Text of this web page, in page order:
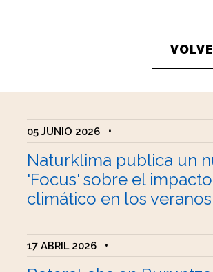
05 JUNIO 2026 •
Naturklima publica un
'Focus' sobre el
climático en los
17 ABRIL 2026 •